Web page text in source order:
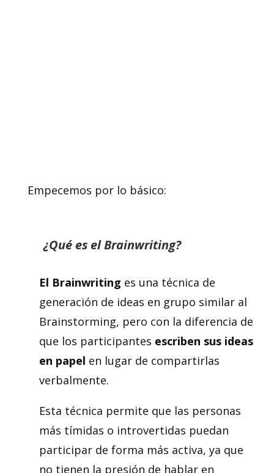
Empecemos por lo básico:
¿Qué es el Brainwriting?
El Brainwriting es una técnica de
generación de ideas en grupo similar al
Brainstorming, pero con la diferencia de
que los participantes escriben sus ideas
en papel en lugar de compartirlas
verbalmente.
Esta técnica permite que las personas
más tímidas o introvertidas puedan
participar de forma más activa, ya que
no tienen la presión de hablar en